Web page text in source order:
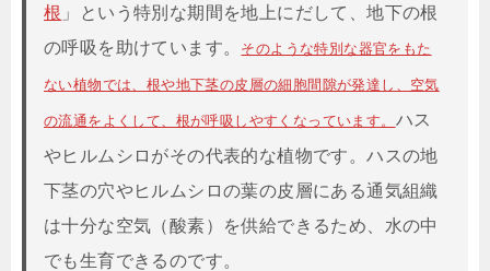
根 」という特別な期間を地上にだして、地下の根
の呼吸を助けています。
そのような特別な器官をもた
ない植物では、根や地下茎の皮層の細胞間隙が発達し、空気
の流通をよくして、根が呼吸しやすくなっています。 ハス
やヒルムシロがその代表的な植物です。ハスの地
下茎の穴やヒルムシロの葉の皮層にある通気組織
は十分な空気（酸素）を供給できるため、水の中
でも生育できるのです。